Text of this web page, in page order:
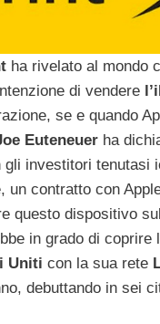
ha rivelato al mondo
di vendere
se e quando
Euteneuer ha
gli investitori tenutasi
un contratto con
questo dispositivo
in grado di coprire
Uniti con la sua rete
debuttando in sei